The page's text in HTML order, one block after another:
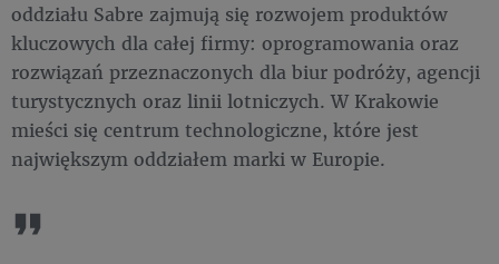
oddziału Sabre zajmują się rozwojem produktów
kluczowych dla całej firmy: oprogramowania oraz
rozwiązań przeznaczonych dla biur podróży, agencji
turystycznych oraz linii lotniczych. W Krakowie
mieści się centrum technologiczne, które jest
największym oddziałem marki w Europie.